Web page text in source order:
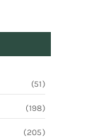
(51)
(198)
(205)